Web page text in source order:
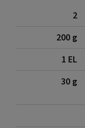
2
200 g
1 EL
30 g